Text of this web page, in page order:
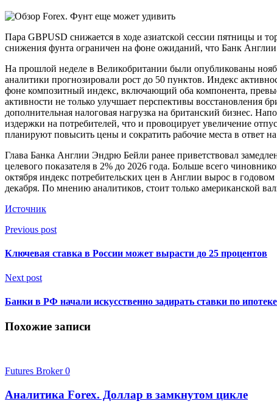
Пара GBPUSD снижается в ходе азиатской сессии пятницы и
снижения фунта ограничен на фоне ожиданий, что Банк
На прошлой неделе в Великобритании были опубликованы
аналитики прогнозировали рост до 50 пунктов. Индекс
фоне композитный индекс, включающий оба компонента,
активности не только улучшает перспективы восстановления
дополнительная налоговая нагрузка на британский бизнес.
издержки на потребителей, что и провоцирует увеличение
планируют повысить цены и сократить рабочие места в ответ
Глава Банка Англии Эндрю Бейли ранее приветствовал
целевого показателя в 2% до 2026 года. Больше всего
октября индекс потребительских цен в Англии вырос в
декабря. По мнению аналитиков, стоит только американской
Источник
Previous post
Ключевая ставка в России может вырасти до 25 процентов
Next post
Банки в РФ начали искусственно задирать ставки по
Похожие записи
Futures Broker0
Аналитика Forex. Доллар в замкнутом цикле